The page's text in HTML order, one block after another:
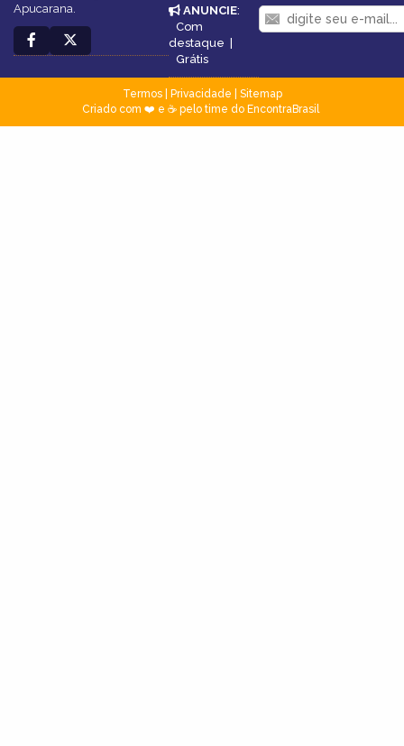
Apucarana.
ANUNCIE:
Com
destaque
Grátis
Termos| Privacidade
Sitemap
Criado com ❤️ e ☕ pelo time do EncontraBrasil